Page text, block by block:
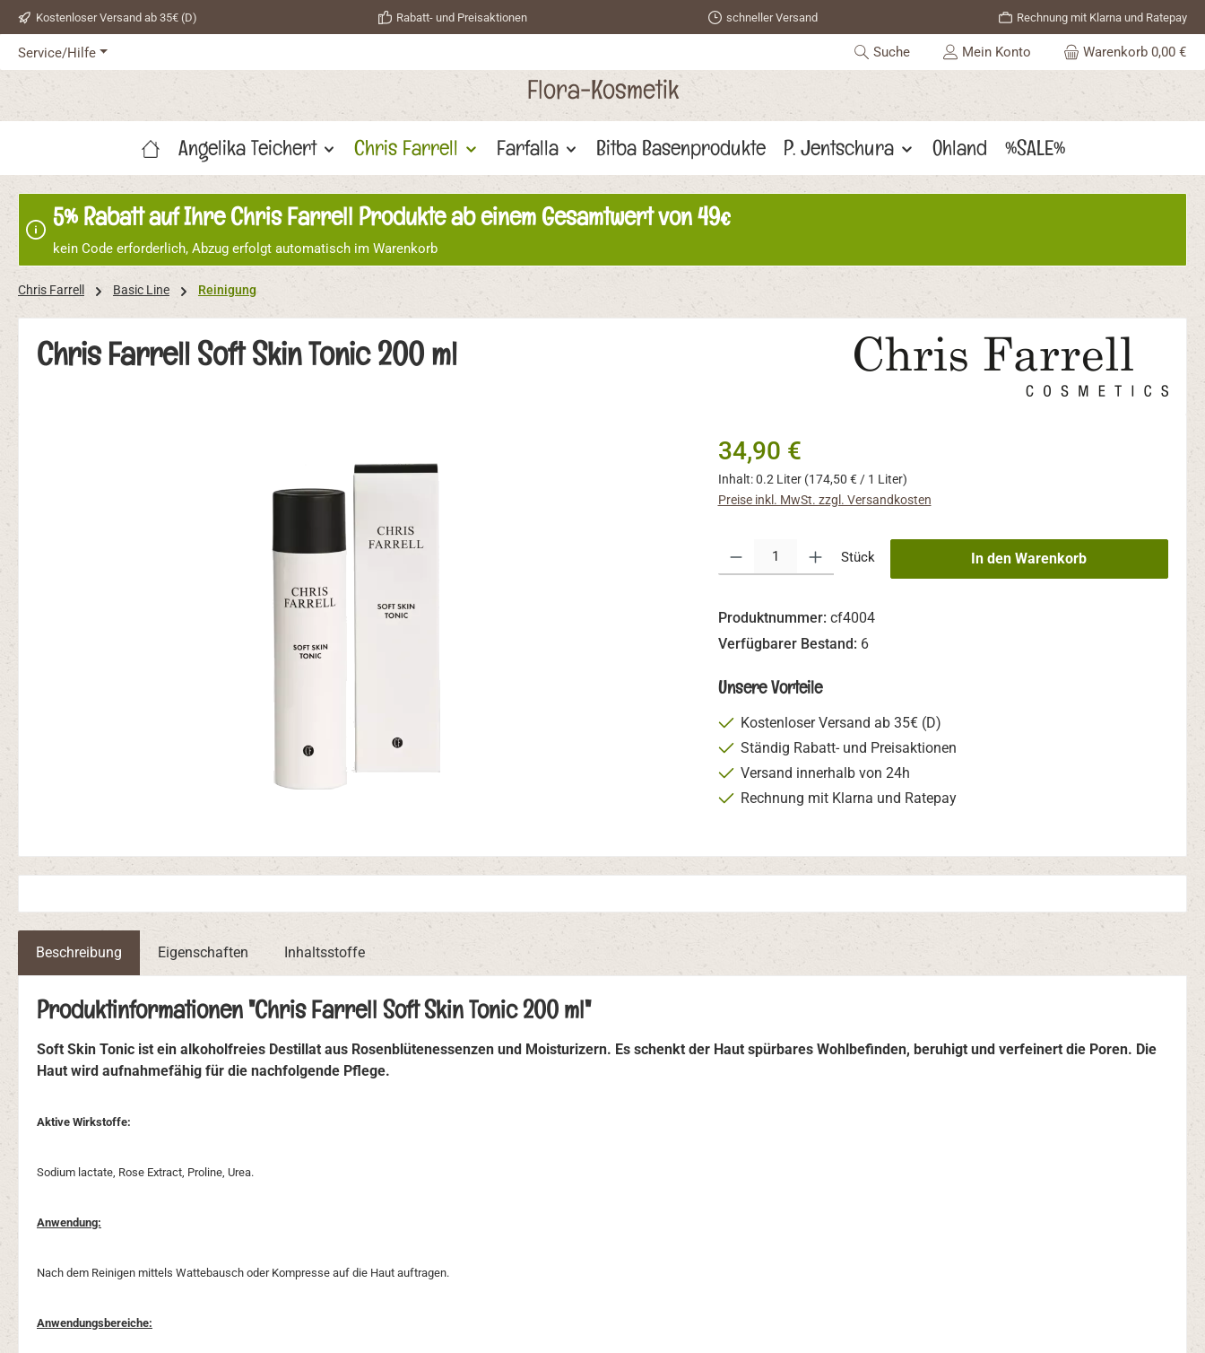
Hauptinhalt springen
Zur Suche springen
Zur Hauptnavigation springen
Kostenloser Versand ab 35€ (D) Rabatt- und Preisaktionen schneller Versand Rechnung mit Klarna und Ratepay
Service/Hilfe
Flora-Kosmetik
Suche Mein Konto Warenkorb 0,00 €
Angelika Teichert Chris Farrell Farfalla Bitba Basenprodukte P. Jentschura Ohland %SALE%
5% Rabatt auf Ihre Chris Farrell Produkte ab einem Gesamtwert von 49€
kein Code erforderlich, Abzug erfolgt automatisch im Warenkorb
Chris Farrell Basic Line Reinigung
Chris Farrell Soft Skin Tonic 200 ml
Regulärer Preis:
34,90 €
Inhalt:0.2 Liter (174,50 € / 1 Liter)
Preise inkl. MwSt. zzgl. Versandkosten
Stück In den Warenkorb
Produktnummer: cf4004
Verfügbarer Bestand: 6
Unsere Vorteile
Kostenloser Versand ab 35€ (D)
Ständig Rabatt- und Preisaktionen
Versand innerhalb von 24h
Rechnung mit Klarna und Ratepay
Beschreibung Eigenschaften Inhaltsstoffe
Produktinformationen "Chris Farrell Soft Skin Tonic 200 ml"
Soft Skin Tonic ist ein alkoholfreies Destillat aus Rosenblütenessenzen und Moisturizern. Es schenkt der Haut spürbares Wohlbefinden, beruhigt und verfeinert die Poren. Die
Haut wird aufnahmefähig für die nachfolgende Pflege.
Aktive Wirkstoffe:
Sodium lactate, Rose Extract, Proline, Urea.
Anwendung:
Nach dem Reinigen mittels Wattebausch oder Kompresse auf die Haut auftragen.
Anwendungsbereiche: